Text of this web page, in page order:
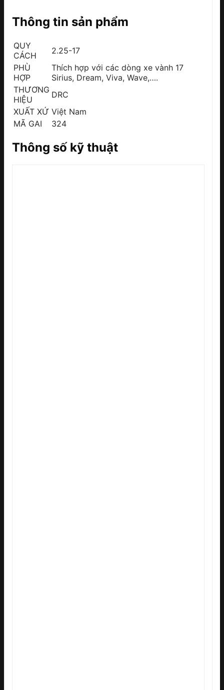
Thông tin sản phẩm
QUY
CÁCH
2.25-17
PHÙ
HỢP
Thích hợp với các dòng xe vành 17
Sirius, Dream, Viva, Wave,….
THƯƠNG
HIỆU
DRC
XUẤT XỨ Việt Nam
MÃ GAI
324
Thông số kỹ thuật